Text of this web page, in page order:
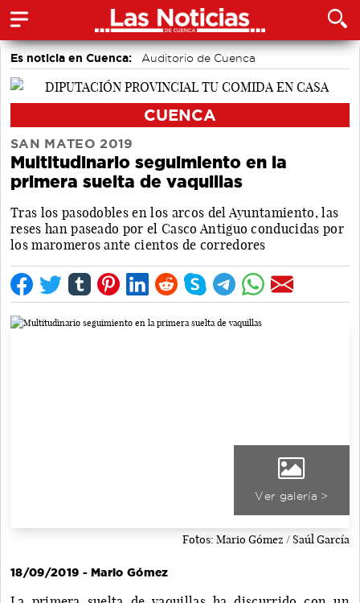
Es noticia en Cuenca: Auditorio de Cuenca
CUENCA
SAN MATEO 2019
Multitudinario seguimiento en la
primera suelta de vaquillas
Tras los pasodobles en los arcos del Ayuntamiento, las
reses han paseado por el Casco Antiguo conducidas por
los maromeros ante cientos de corredores
Ver galería >
Fotos: Mario Gómez / Saúl García
18/09/2019 - Mario Gómez